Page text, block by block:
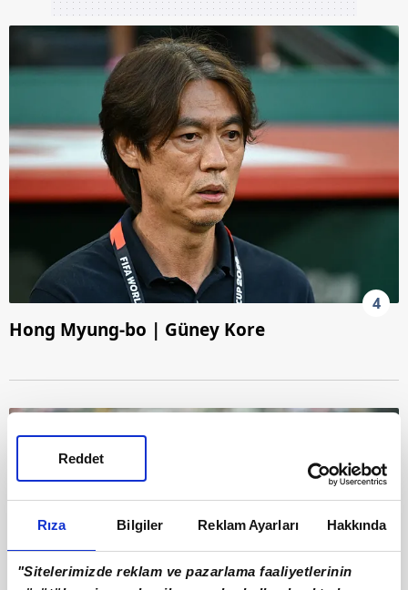
Rıza Bilgiler Reklam Ayarları Hakkında
"Sitelerimizde reklam ve pazarlama faaliyetlerinin
Reddet
4
Hong Myung-bo | Güney Kore